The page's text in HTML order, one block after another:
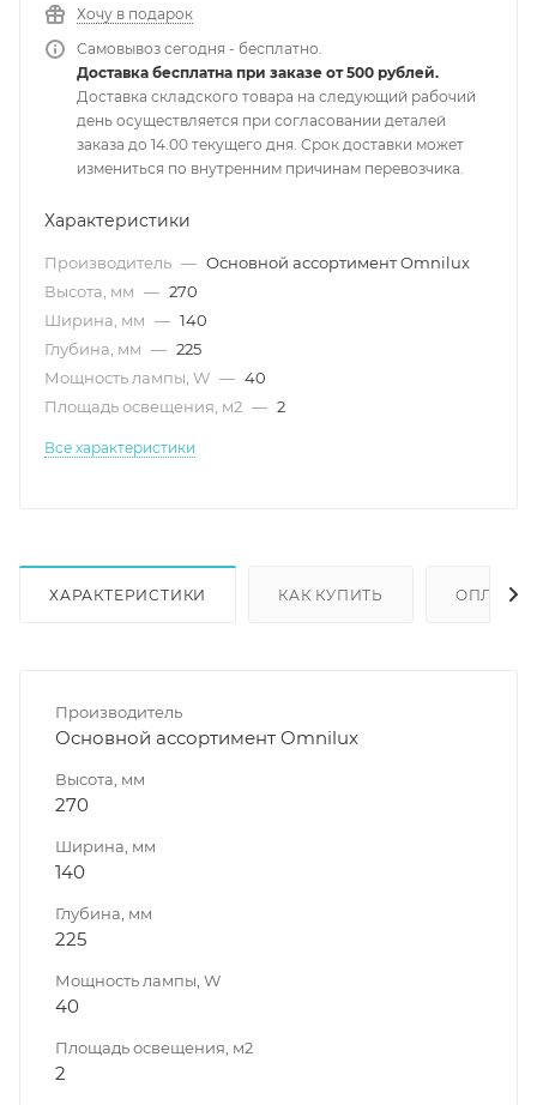
Хочу в подарок
Самовывоз сегодня - бесплатно.
Доставка бесплатна при заказе от 500 рублей.
Доставка складского товара на следующий рабочий
день осуществляется при согласовании деталей
заказа до 14.00 текущего дня. Срок доставки может
измениться по внутренним причинам перевозчика.
Характеристики
Производитель — Основной ассортимент Omnilux
Высота, мм — 270
Ширина, мм — 140
Глубина, мм — 225
Мощность лампы, W — 40
Площадь освещения, м2 — 2
Все характеристики
ХАРАКТЕРИСТИКИ КАК КУПИТЬ ОПЛАТА
Производитель
Основной ассортимент Omnilux
Высота, мм
270
Ширина, мм
140
Глубина, мм
225
Мощность лампы, W
40
Площадь освещения, м2
2